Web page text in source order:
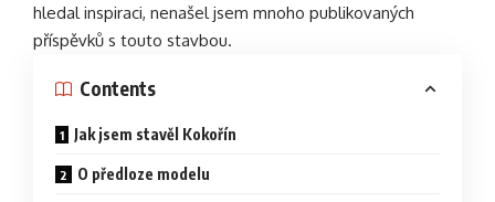
hledal inspiraci, nenašel jsem mnoho publikovaných
příspěvků s touto stavbou.
Contents
Jak jsem stavěl Kokořín
O předloze modelu